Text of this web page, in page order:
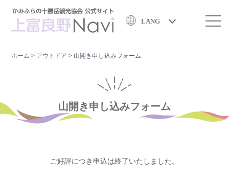
LANG
ホーム > アウトドア > 山開き申し込みフォーム
山開き申し込みフォーム
ご好評につき申込は終了いたしました。